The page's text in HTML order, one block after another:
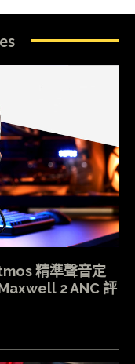
精準聲音定
2 ANC 評